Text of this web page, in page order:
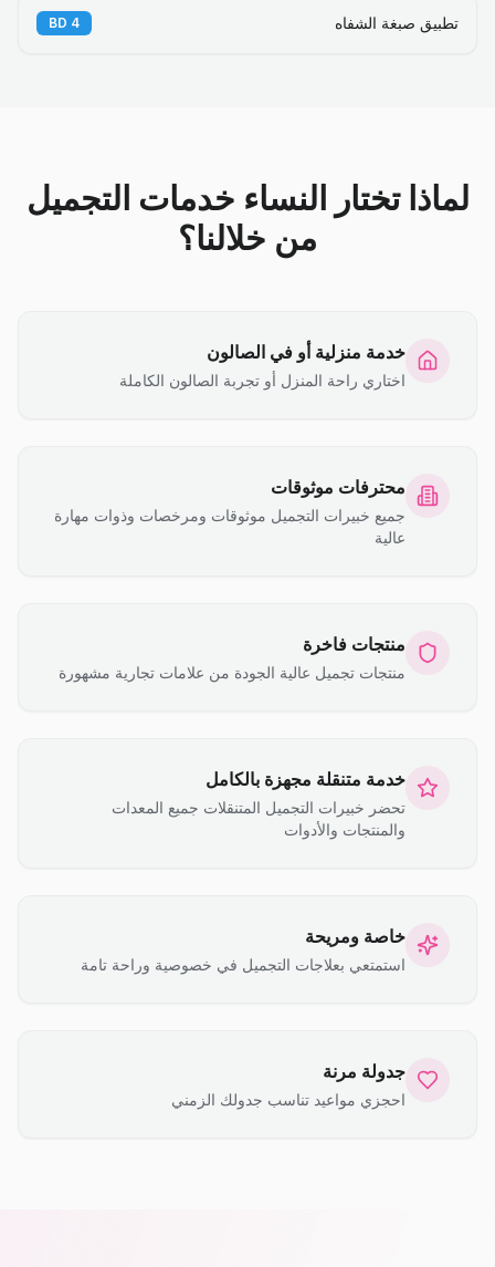
تطبيق صبغة الشفاه 4
BD
لماذا تختار النساء خدمات التجميل
من خلالنا؟
خدمة منزلية أو في الصالون
اختاري راحة المنزل أو تجربة الصالون الكاملة
محترفات موثوقات
جميع خبيرات التجميل موثوقات ومرخصات وذوات مهارة
عالية
منتجات فاخرة
منتجات تجميل عالية الجودة من علامات تجارية مشهورة
خدمة متنقلة مجهزة بالكامل
تحضر خبيرات التجميل المتنقلات جميع المعدات
والمنتجات والأدوات
خاصة ومريحة
استمتعي بعلاجات التجميل في خصوصية وراحة تامة
جدولة مرنة
احجزي مواعيد تناسب جدولك الزمني